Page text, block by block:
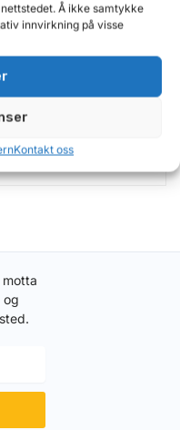
Å ikke samtykke
innvirkning på visse
Kontakt oss
og